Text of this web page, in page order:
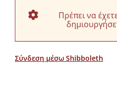
Πρέπει να
Σύνδεση μέσω Shibboleth